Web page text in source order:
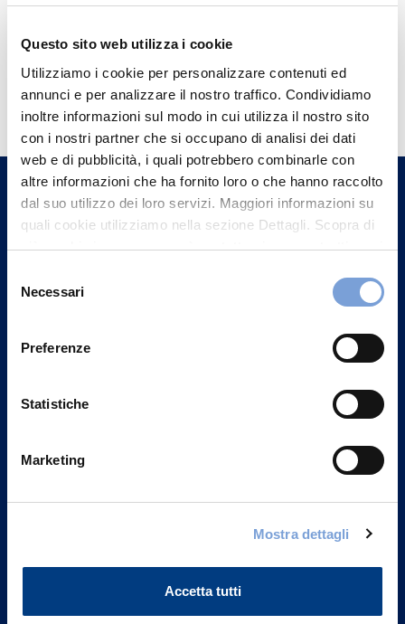
Questo sito web utilizza i cookie
Utilizziamo i cookie per personalizzare contenuti ed
annunci e per analizzare il nostro traffico. Condividiamo
inoltre informazioni sul modo in cui utilizza il nostro sito
con i nostri partner che si occupano di analisi dei dati
web e di pubblicità, i quali potrebbero combinarle con
altre informazioni che ha fornito loro o che hanno raccolto
dal suo utilizzo dei loro servizi. Maggiori informazioni su
quali cookie utilizziamo nella sezione Dettagli. Scopra di
più su chi siamo, come può contattarci e come trattiamo i
può trovare nel footer del sito nella sezione "Informativa
delNecessari
Preferenze
Statistiche
Marketing
Mostra dettagli
Accetta tutti
Hai bisogno di
informazioni?
Trova l'Agenzia più vicina a te e parla con
un nostro Agente.
Contattaci
Vittoria Assicurazioni S.p.A.
Part. IVA 01329510158
FAQ